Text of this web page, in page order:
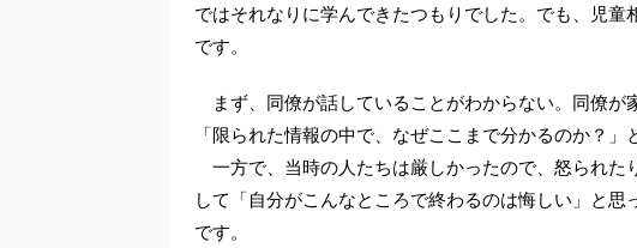
ではそれなりに学んできたつもりでした。でも、児
です。
まず、同僚が話していることがわからない。同僚が
「限られた情報の中で、なぜここまで分かるのか？」
一方で、当時の人たちは厳しかったので、怒られた
して「自分がこんなところで終わるのは悔しい」と
です。